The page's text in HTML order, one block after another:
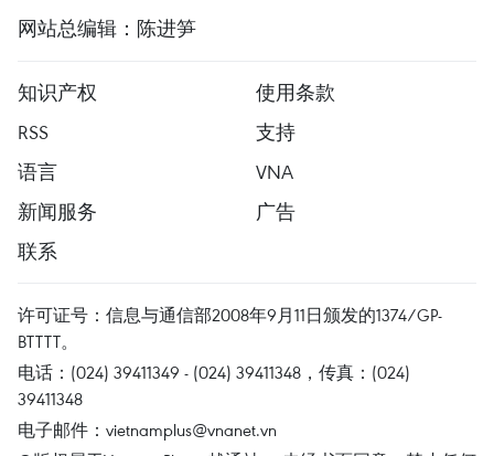
网站总编辑：陈进笋
知识产权
使用条款
RSS
支持
语言
VNA
新闻服务
广告
联系
许可证号：信息与通信部2008年9月11日颁发的1374/GP-
BTTTT。
电话：(024) 39411349 - (024) 39411348，传真：(024)
39411348
电子邮件： vietnamplus@vnanet.vn